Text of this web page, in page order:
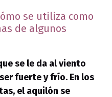
se utiliza como
de algunos
se le da al viento
fuerte y frío. En los
el aquilón se